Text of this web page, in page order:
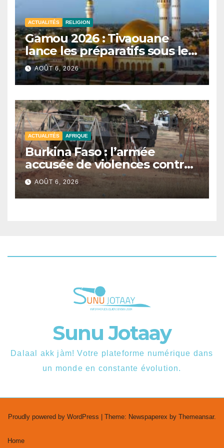
ACTUALITÉS RELIGION
Gamou 2026 : Tivaouane
lance les préparatifs sous le
signe de l’unité et du Tawhid.
AOÛT 6, 2026
ACTUALITÉS AFRIQUE
Burkina Faso : l’armée
accusée de violences contre
des civils après une attaque
jihadiste.
AOÛT 6, 2026
Sunu Jotaay
Dalaal akk jàm! Votre plateforme numérique dans
un monde en constante évolution.
Proudly powered by WordPress Theme: Newspaperex by Themeansar.
Home